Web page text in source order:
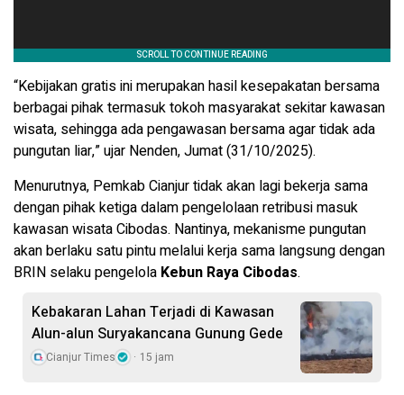
“Kebijakan gratis ini merupakan hasil kesepakatan bersama
berbagai pihak termasuk tokoh masyarakat sekitar kawasan
wisata, sehingga ada pengawasan bersama agar tidak ada
pungutan liar,” ujar Nenden, Jumat (31/10/2025).
Menurutnya, Pemkab Cianjur tidak akan lagi bekerja sama
dengan pihak ketiga dalam pengelolaan retribusi masuk
kawasan wisata Cibodas. Nantinya, mekanisme pungutan
akan berlaku satu pintu melalui kerja sama langsung dengan
BRIN selaku pengelola Kebun Raya Cibodas.
Kebakaran Lahan Terjadi di Kawasan
Alun-alun Suryakancana Gunung Gede
Cianjur Times 15 jam